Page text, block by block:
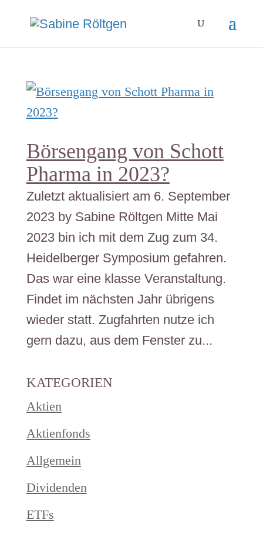
Börsengang von Schott
Pharma in 2023?
Zuletzt aktualisiert am 6. September
2023 by Sabine Röltgen Mitte Mai
2023 bin ich mit dem Zug zum 34.
Heidelberger Symposium gefahren.
Das war eine klasse Veranstaltung.
Findet im nächsten Jahr übrigens
wieder statt. Zugfahrten nutze ich
gern dazu, aus dem Fenster zu...
KATEGORIEN
Aktien
Aktienfonds
Allgemein
Dividenden
ETFs